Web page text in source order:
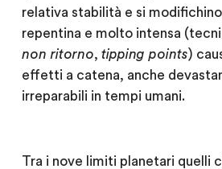
relativa stabilità e si
repentina e molto intensa
non ritorno, tipping points)
effetti a catena, anche
irreparabili in tempi umani.
Tra i nove limiti planetari quelli